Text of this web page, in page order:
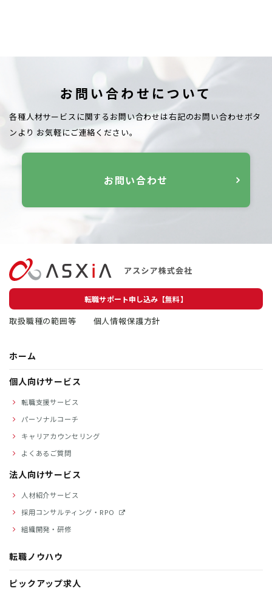
お問い合わせについて
各種人材サービスに関するお問い合わせは右記のお問い合わせボタ
ンより お気軽にご連絡ください。
お問い合わせ
転職サポート申し込み【無料】
取扱職種の範囲等 個人情報保護方針
ホーム
個人向けサービス
転職支援サービス
パーソナルコーチ
キャリアカウンセリング
よくあるご質問
法人向けサービス
人材紹介サービス
採用コンサルティング・RPO
組織開発・研修
転職ノウハウ
ピックアップ求人